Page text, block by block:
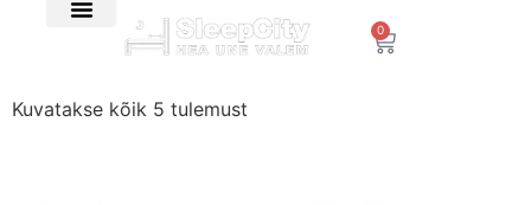
0
Kuvatakse kõik 5 tulemust